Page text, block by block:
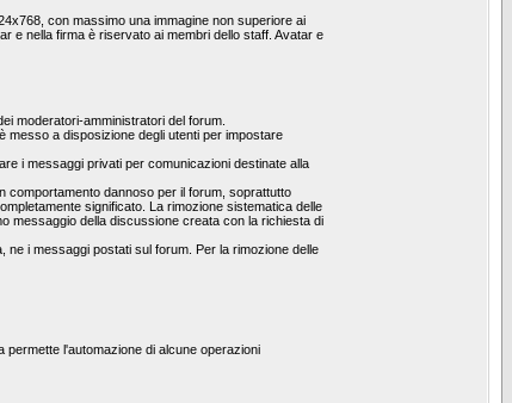
con massimo una immagine non superiore ai
e nella firma è riservato ai membri dello staff. Avatar e
moderatori-amministratori del forum.
messo a disposizione degli utenti per impostare
i messaggi privati per comunicazioni destinate alla
comportamento dannoso per il forum, soprattutto
significato. La rimozione sistematica delle
messaggio della discussione creata con la richiesta di
i messaggi postati sul forum. Per la rimozione delle
l'automazione di alcune operazioni